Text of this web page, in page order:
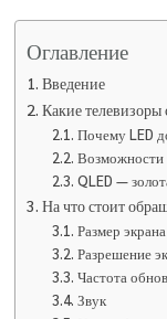
Оглавление
Введение
Какие телевизоры
Почему LED
Возможности
QLED —
На что стоит
Размер экрана
Разрешение
Частота
Звук